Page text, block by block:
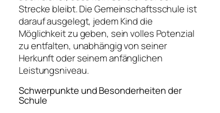
Strecke bleibt. Die Gemeinschaftsschule ist
darauf ausgelegt, jedem Kind die
Möglichkeit zu geben, sein volles Potenzial
zu entfalten, unabhängig von seiner
Herkunft oder seinem anfänglichen
Leistungsniveau.
Schwerpunkte und Besonderheiten der
Schule